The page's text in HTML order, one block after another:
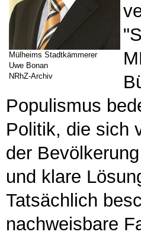
Mülheims Stadtkämmerer
Uwe Bonan
NRhZ-Archiv
Populismus
Politik, die sich
der
und klare
Tatsächlich
nachweisbare